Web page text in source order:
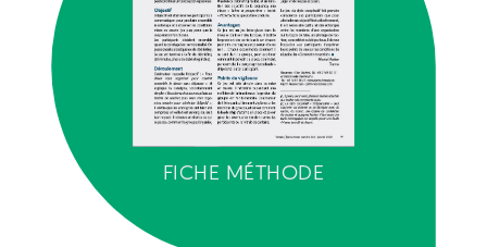
FICHE MÉTHODE